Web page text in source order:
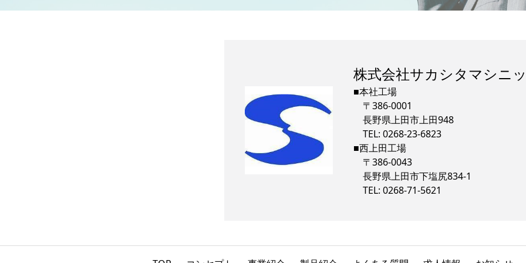
株式会社サカシタマシニ
■本社工場
〒386-0001
長野県上田市上田948
TEL: 0268-23-6823
■西上田工場
〒386-0043
長野県上田市下塩尻834-1
TEL: 0268-71-5621